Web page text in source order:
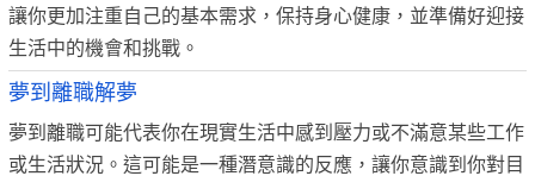
讓你更加注重自己的基本需求，保持身心健康，並準備好迎接
生活中的機會和挑戰。
夢到離職解夢
夢到離職可能代表你在現實生活中感到壓力或不滿意某些工作
或生活狀況。這可能是一種潛意識的反應，讓你意識到你對目